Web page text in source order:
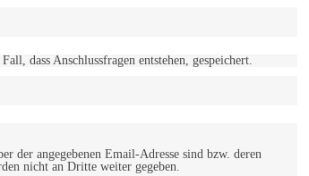
dass Anschlussfragen entstehen, gespeichert.
der angegebenen Email-Adresse sind bzw. deren
nicht an Dritte weiter gegeben.